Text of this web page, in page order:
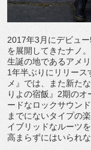
2017年3月にデビュ
を展開してきたナノ
生誕の地であるアメ
1年半ぶりにリリース
メ』では、また新た
りよの宿飯』2期の
ードなロックサウン
までにないタイプの
イブリッドなルーツ
高まらずにはいられな